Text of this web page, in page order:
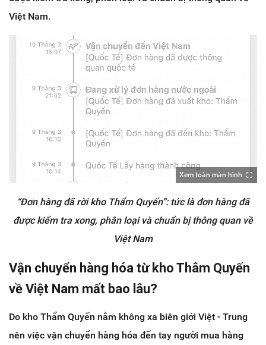
Việt Nam.
Xem toàn màn hình
“Đơn hàng đã rời kho Thẩm Quyến”: tức là đơn hàng đã
được kiểm tra xong, phân loại và chuẩn bị thông quan về
Việt Nam
Vận chuyển hàng hóa từ kho Thâm Quyến
về Việt Nam mất bao lâu?
Do kho Thẩm Quyến nằm không xa biên giới Việt - Trung
nên việc vận chuyển hàng hóa đến tay người mua hàng